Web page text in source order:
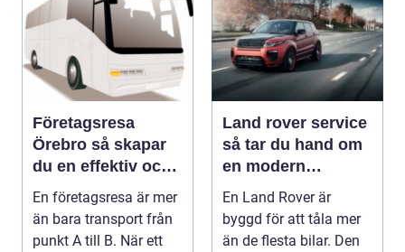
Företagsresa
Örebro så skapar
du en effektiv och
minnesvärd resa
En företagsresa är mer
än bara transport från
punkt A till B. När ett
Land rover service
så tar du hand om
en modern
klassiker
En Land Rover är
byggd för att tåla mer
än de flesta bilar. Den